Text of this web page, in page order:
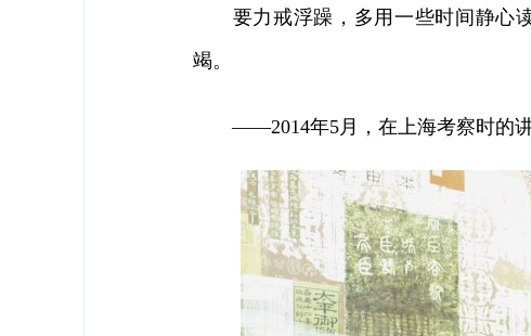
要力戒浮躁，多用一些时间静心读
竭。
——2014年5月，在上海考察时的